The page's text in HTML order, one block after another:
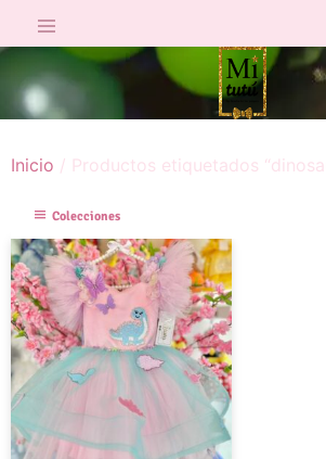
Inicio / Productos etiquetados
Colecciones